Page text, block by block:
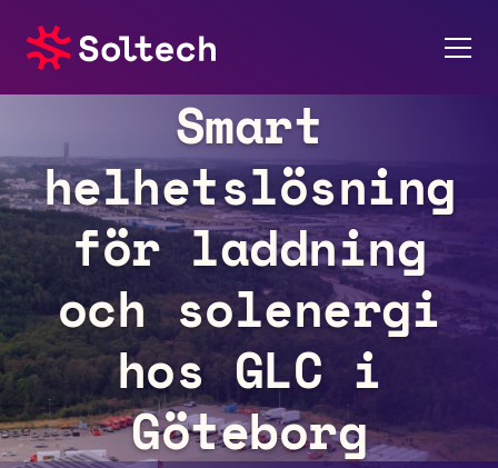
Pressrum
Tjänster
Referensprojekt
Investerare
Hållbarhet
Smart
helhetslösning
för laddning
och solenergi
hos GLC i
Göteborg